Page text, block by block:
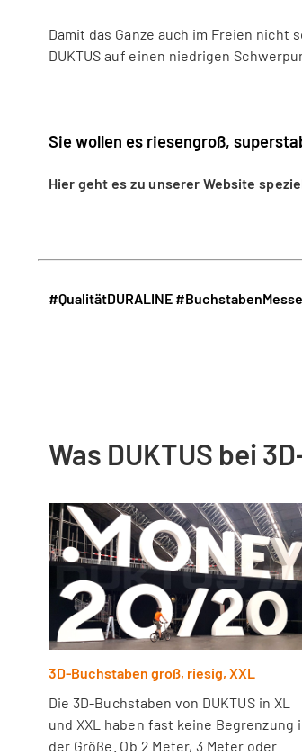
Damit das Ganze auch im Freien nicht
DUKTUS auf einen niedrigen
Sie wollen es riesengroß,
Hier geht es zu unserer Website
#QualitätDURALINE
Was DUKTUS bei
3D-Buchstaben groß, riesig, XXL
Die 3D-Buchstaben von DUKTUS in XL
und XXL haben fast keine Begrenzung
der Größe. Ob 2 Meter, 3 Meter oder